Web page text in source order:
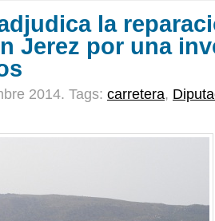
la
Jerez por una
2014. Tags: carretera,